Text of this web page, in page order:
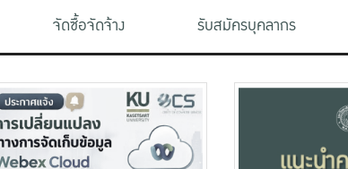
จัดซื้อจัดจ้าง รับสมัครบุคลากร